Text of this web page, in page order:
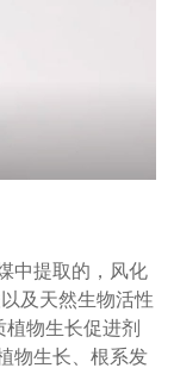
中提取的，风化
及天然生物活性
物生长促进剂
物生长、根系发